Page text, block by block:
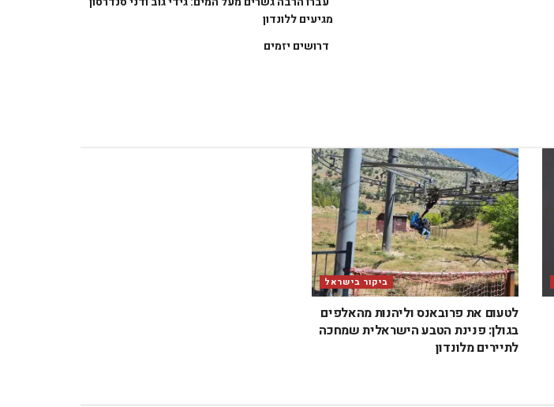
מגיעים ללונדון
דרושים יזמים
ביקור בישראל
לטעום את פרובאנס וליהנות מהאלפים
בגולן: פנינת הטבע הישראלית שמחכה
לתיירים מלונדון